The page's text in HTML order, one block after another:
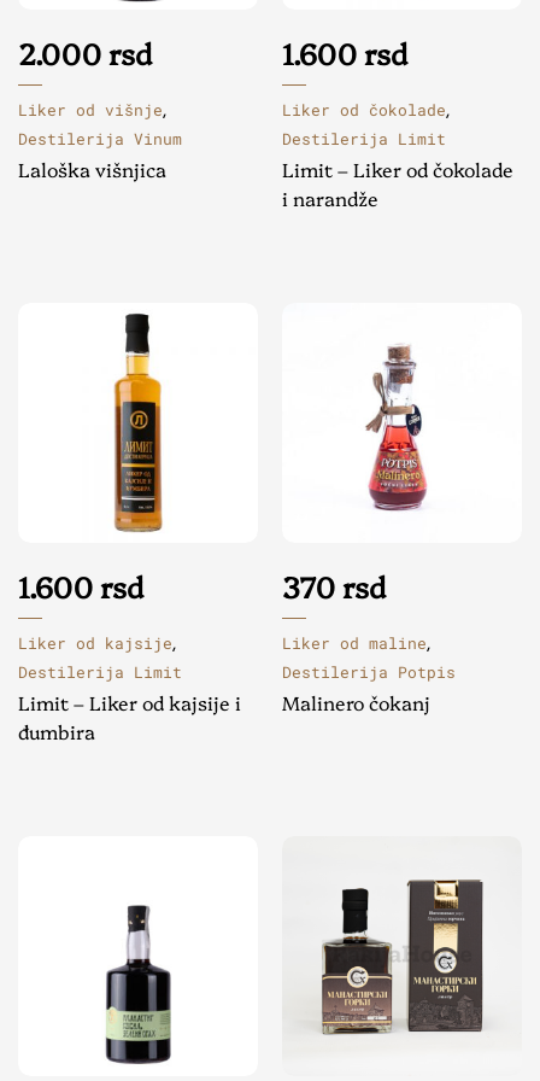
2.000rsd
Liker od višnje,
Destilerija Vinum
Laloška višnjica
1.600rsd
Liker od čokolade,
Destilerija Limit
Limit – Liker od čokolade
i narandže
1.600rsd
Liker od kajsije,
Destilerija Limit
Limit – Liker od kajsije i
đumbira
370rsd
Liker od maline,
Destilerija Potpis
Malinero čokanj